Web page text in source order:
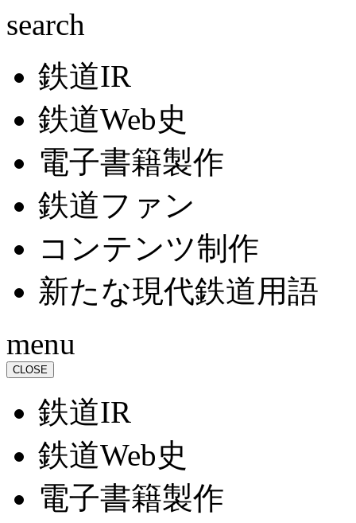
search
鉄道IR
鉄道Web史
電子書籍製作
鉄道ファン
コンテンツ制作
新たな現代鉄道用語
menu
CLOSE
鉄道IR
鉄道Web史
電子書籍製作